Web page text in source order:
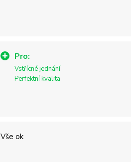
Pro:
Vstřícné jednání
Perfektní kvalita
Vše ok